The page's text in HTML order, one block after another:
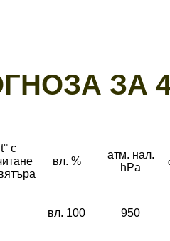
ЗА
t° с
вл. %
атм. нал.
hPa
вл. 100 950